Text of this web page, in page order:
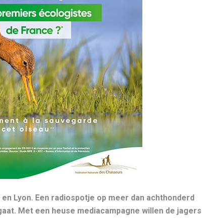
Lyon. Een radiospotje op meer dan achthonderd
Met een heuse mediacampagne willen de jagers